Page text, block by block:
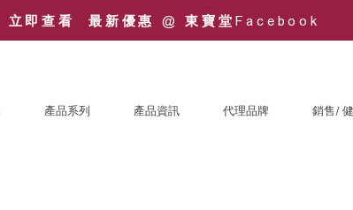
立即查看 最新優惠 @ 東寶堂Facebook
產品系列 產品資訊 代理品牌 銷售/